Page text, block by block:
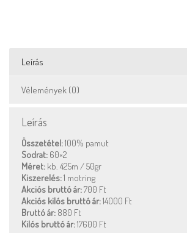
Leírás
Vélemények (0)
Leírás
Összetétel:100% pamut
Sodrat: 60×2
Méret: kb. 425m / 50gr
Kiszerelés:1 motring
Akciós bruttó ár:700 Ft
Akciós kilós bruttó ár:14000 Ft
Bruttó ár: 880 Ft
Kilós bruttó ár:17600 Ft